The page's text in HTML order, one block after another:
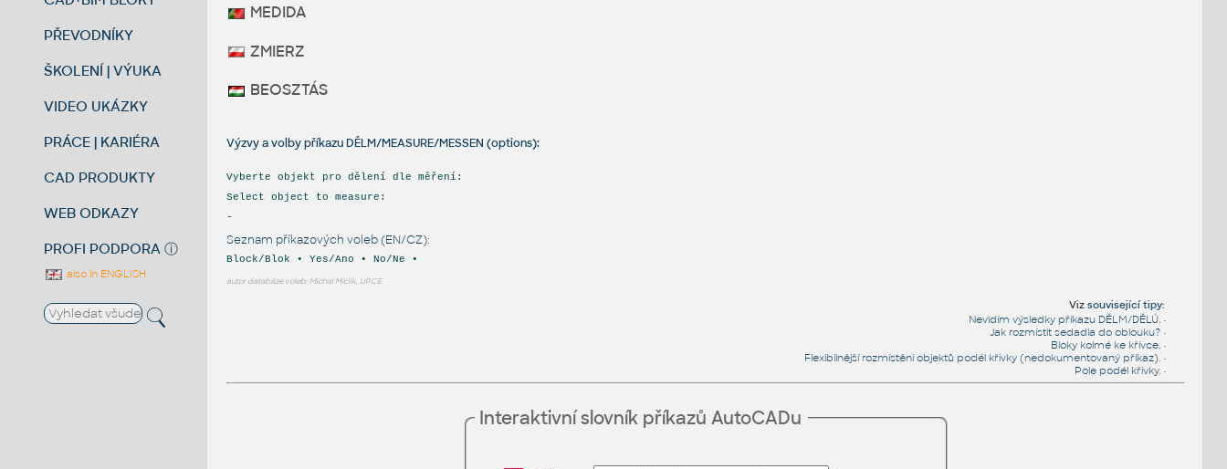
PŘEVODNÍKY
ŠKOLENÍ | VÝUKA
VIDEO UKÁZKY
PRÁCE | KARIÉRA
CAD PRODUKTY
WEB ODKAZY
PROFI PODPORA ⓘ
also in ENGLISH
MEDIDA
ZMIERZ
BEOSZTÁS
Výzvy a volby příkazu DĚLM/MEASURE/MESSEN (options):
Vyberte objekt pro dělení dle měření:
Select object to measure:
-
Seznam příkazových voleb (EN/CZ):
Block/Blok • Yes/Ano • No/Ne •
autor databáze voleb: Michal Miclík, UPCE
Vizsouvisející tipy:
Nevidím výsledky příkazu DĚLM/DĚLÚ. •
Jak rozmístit sedadla do oblouku? •
Bloky kolmé ke křivce. •
Flexibilnější rozmístění objektů podél křivky (nedokumentovaný příkaz). •
Pole podél křivky. •
Interaktivní slovník příkazů AutoCADu